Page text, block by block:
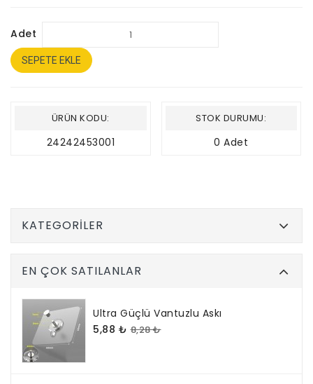
Adet
SEPETE EKLE
ÜRÜN KODU:
24242453001
STOK DURUMU:
0 Adet
KATEGORILER
EN ÇOK SATILANLAR
Ultra Güçlü Vantuzlu Askı
5,88 ₺ 8,28 ₺